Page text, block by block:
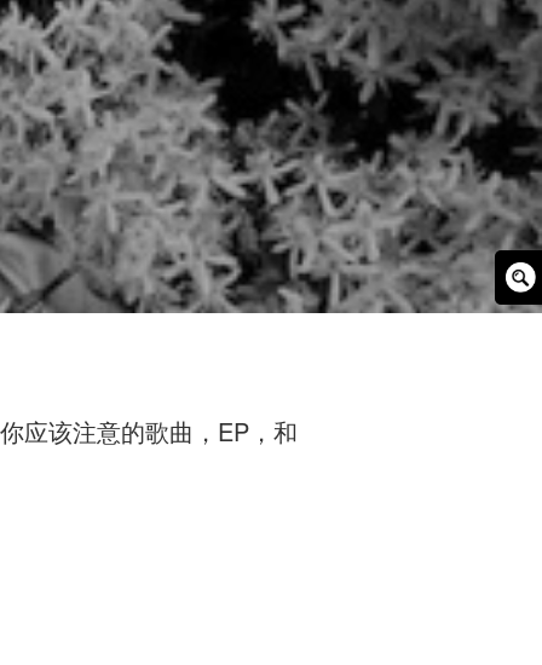
应该注意的歌曲，EP，和